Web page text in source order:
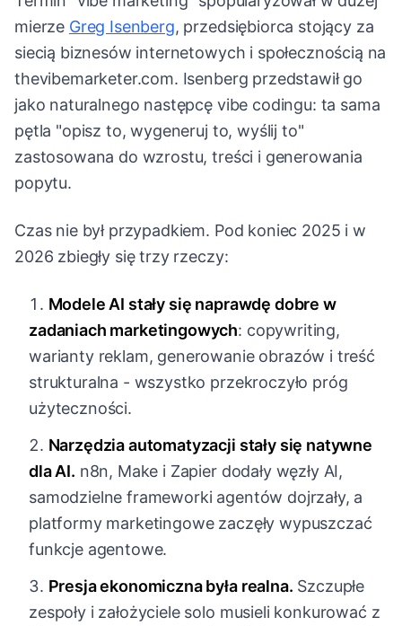
mierze Greg Isenberg, przedsiębiorca stojący za
siecią biznesów internetowych i społecznością na
thevibemarketer.com. Isenberg przedstawił go
jako naturalnego następcę vibe codingu: ta sama
pętla "opisz to, wygeneruj to, wyślij to"
zastosowana do wzrostu, treści i generowania
popytu.
Czas nie był przypadkiem. Pod koniec 2025 i w
2026 zbiegły się trzy rzeczy:
Modele AI stały się naprawdę dobre w
zadaniach marketingowych: copywriting,
warianty reklam, generowanie obrazów i treść
strukturalna - wszystko przekroczyło próg
użyteczności.
Narzędzia automatyzacji stały się natywne
dla AI. n8n, Make i Zapier dodały węzły AI,
samodzielne frameworki agentów dojrzały, a
platformy marketingowe zaczęły wypuszczać
funkcje agentowe.
Presja ekonomiczna była realna. Szczupłe
zespoły i założyciele solo musieli konkurować z